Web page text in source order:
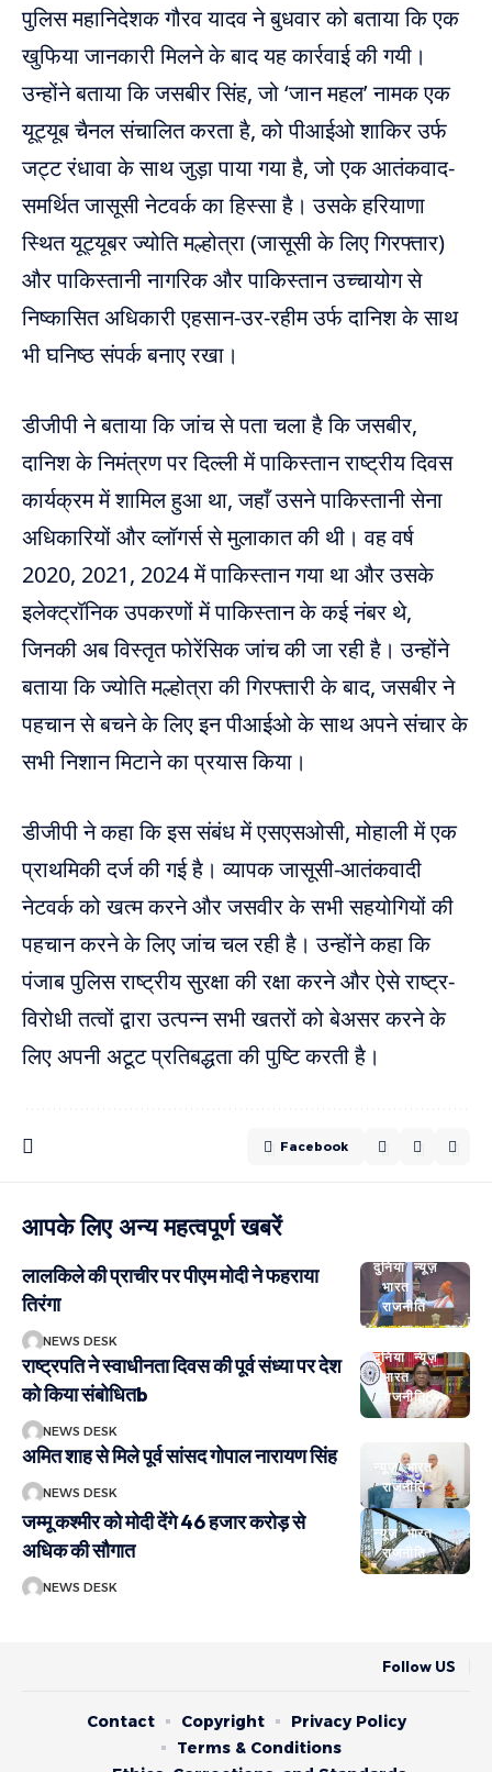
पुलिस महानिदेशक गौरव यादव ने बुधवार को बताया कि एक
खुफिया जानकारी मिलने के बाद यह कार्रवाई की गयी।
उन्होंने बताया कि जसबीर सिंह, जो ‘जान महल’ नामक एक
यूट्यूब चैनल संचालित करता है, को पीआईओ शाकिर उर्फ ​​
जट्ट रंधावा के साथ जुड़ा पाया गया है, जो एक आतंकवाद-
समर्थित जासूसी नेटवर्क का हिस्सा है। उसके हरियाणा
स्थित यूट्यूबर ज्योति मल्होत्रा ​​(जासूसी के लिए गिरफ्तार)
और पाकिस्तानी नागरिक और पाकिस्तान उच्चायोग से
निष्कासित अधिकारी एहसान-उर-रहीम उर्फ ​​दानिश के साथ
भी घनिष्ठ संपर्क बनाए रखा।
डीजीपी ने बताया कि जांच से पता चला है कि जसबीर,
दानिश के निमंत्रण पर दिल्ली में पाकिस्तान राष्ट्रीय दिवस
कार्यक्रम में शामिल हुआ था, जहाँ उसने पाकिस्तानी सेना
अधिकारियों और व्लॉगर्स से मुलाकात की थी। वह वर्ष
2020, 2021, 2024 में पाकिस्तान गया था और उसके
इलेक्ट्रॉनिक उपकरणों में पाकिस्तान के कई नंबर थे,
जिनकी अब विस्तृत फोरेंसिक जांच की जा रही है। उन्होंने
बताया कि ज्योति मल्होत्रा ​​की गिरफ्तारी के बाद, जसबीर ने
पहचान से बचने के लिए इन पीआईओ के साथ अपने संचार के
सभी निशान मिटाने का प्रयास किया।
डीजीपी ने कहा कि इस संबंध में एसएसओसी, मोहाली में एक
प्राथमिकी दर्ज की गई है। व्यापक जासूसी-आतंकवादी
नेटवर्क को खत्म करने और जसवीर के सभी सहयोगियों की
पहचान करने के लिए जांच चल रही है। उन्होंने कहा कि
पंजाब पुलिस राष्ट्रीय सुरक्षा की रक्षा करने और ऐसे राष्ट्र-
विरोधी तत्वों द्वारा उत्पन्न सभी खतरों को बेअसर करने के
लिए अपनी अटूट प्रतिबद्धता की पुष्टि करती है।
Facebook
आपके लिए अन्य महत्वपूर्ण खबरें
दुनिया न्यूज़
भारत
राजनीति
लालकिले की प्राचीर पर पीएम मोदी ने फहराया
तिरंगा
NEWS DESK
दुनिया न्यूज़
भारत
राजनीति
राष्ट्रपति ने स्वाधीनता दिवस की पूर्व संध्या पर देश
को किया संबोधितb
NEWS DESK
न्यूज़ भारत
राजनीति
अमित शाह से मिले पूर्व सांसद गोपाल नारायण सिंह
NEWS DESK
न्यूज़ भारत
राजनीति
जम्मू कश्मीर को मोदी देंगे 46 हजार करोड़ से
अधिक की सौगात
NEWS DESK
Follow US
Contact Copyright
Privacy Policy
Terms & Conditions